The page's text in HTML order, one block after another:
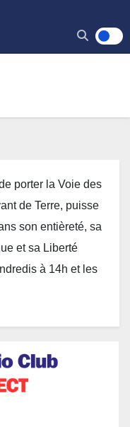
porter la Voie des
de Terre, puisse
son entièreté, sa
et sa Liberté
à 14h et les